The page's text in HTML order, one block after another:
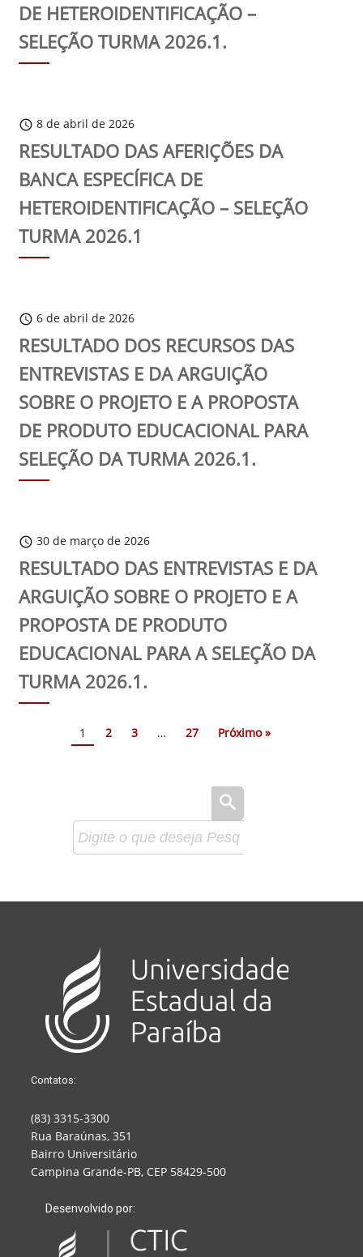
DE HETEROIDENTIFICAÇÃO –
SELEÇÃO TURMA 2026.1.
schedule 8 de abril de 2026
RESULTADO DAS AFERIÇÕES DA
BANCA ESPECÍFICA DE
HETEROIDENTIFICAÇÃO – SELEÇÃO
TURMA 2026.1
schedule 6 de abril de 2026
RESULTADO DOS RECURSOS DAS
ENTREVISTAS E DA ARGUIÇÃO
SOBRE O PROJETO E A PROPOSTA
DE PRODUTO EDUCACIONAL PARA
SELEÇÃO DA TURMA 2026.1.
schedule 30 de março de 2026
RESULTADO DAS ENTREVISTAS E DA
ARGUIÇÃO SOBRE O PROJETO E A
PROPOSTA DE PRODUTO
EDUCACIONAL PARA A SELEÇÃO DA
TURMA 2026.1.
1 2 3 … 27 Próximo »
Contatos:
(83) 3315-3300
Rua Baraúnas, 351
Bairro Universitário
Campina Grande-PB, CEP 58429-500
Desenvolvido por: